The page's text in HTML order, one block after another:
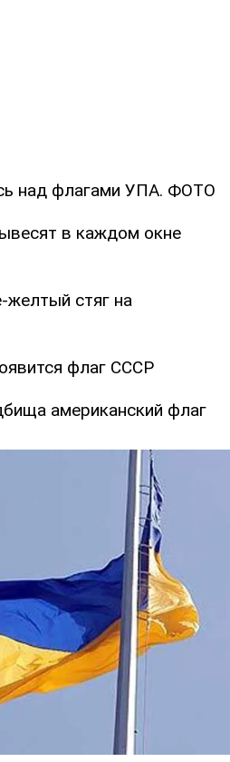
над флагами УПА. ФОТО
в каждом окне
желтый стяг на
флаг СССР
американский флаг